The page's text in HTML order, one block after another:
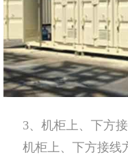
3、机柜上、下方
机柜上、下方接线